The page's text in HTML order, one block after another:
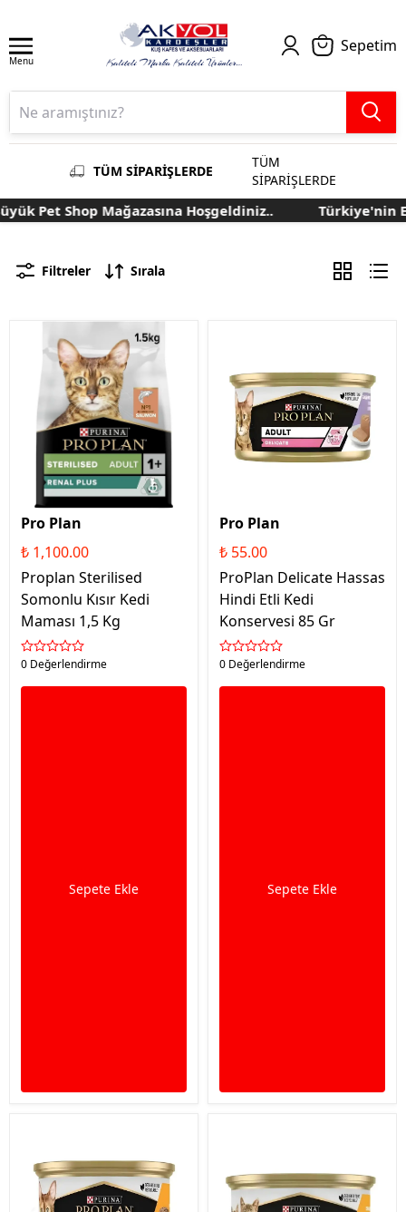
Menu
Sepetim
TÜM SİPARİŞLERDE
TÜM
SİPARİŞLERDE
Shop Mağazasına Hoşgeldiniz.. Türkiye'nin En
Filtreler Sırala
Pro Plan
₺ 1,100.00
Proplan Sterilised
Somonlu Kısır Kedi
Maması 1,5 Kg
0 Değerlendirme
Sepete Ekle
Pro Plan
₺ 55.00
ProPlan Delicate Hassas
Hindi Etli Kedi
Konservesi 85 Gr
0 Değerlendirme
Sepete Ekle